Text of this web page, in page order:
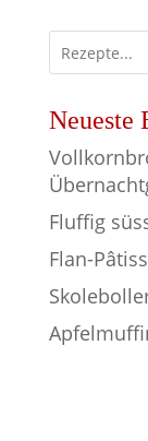
Neueste
Fluffig
Flan-